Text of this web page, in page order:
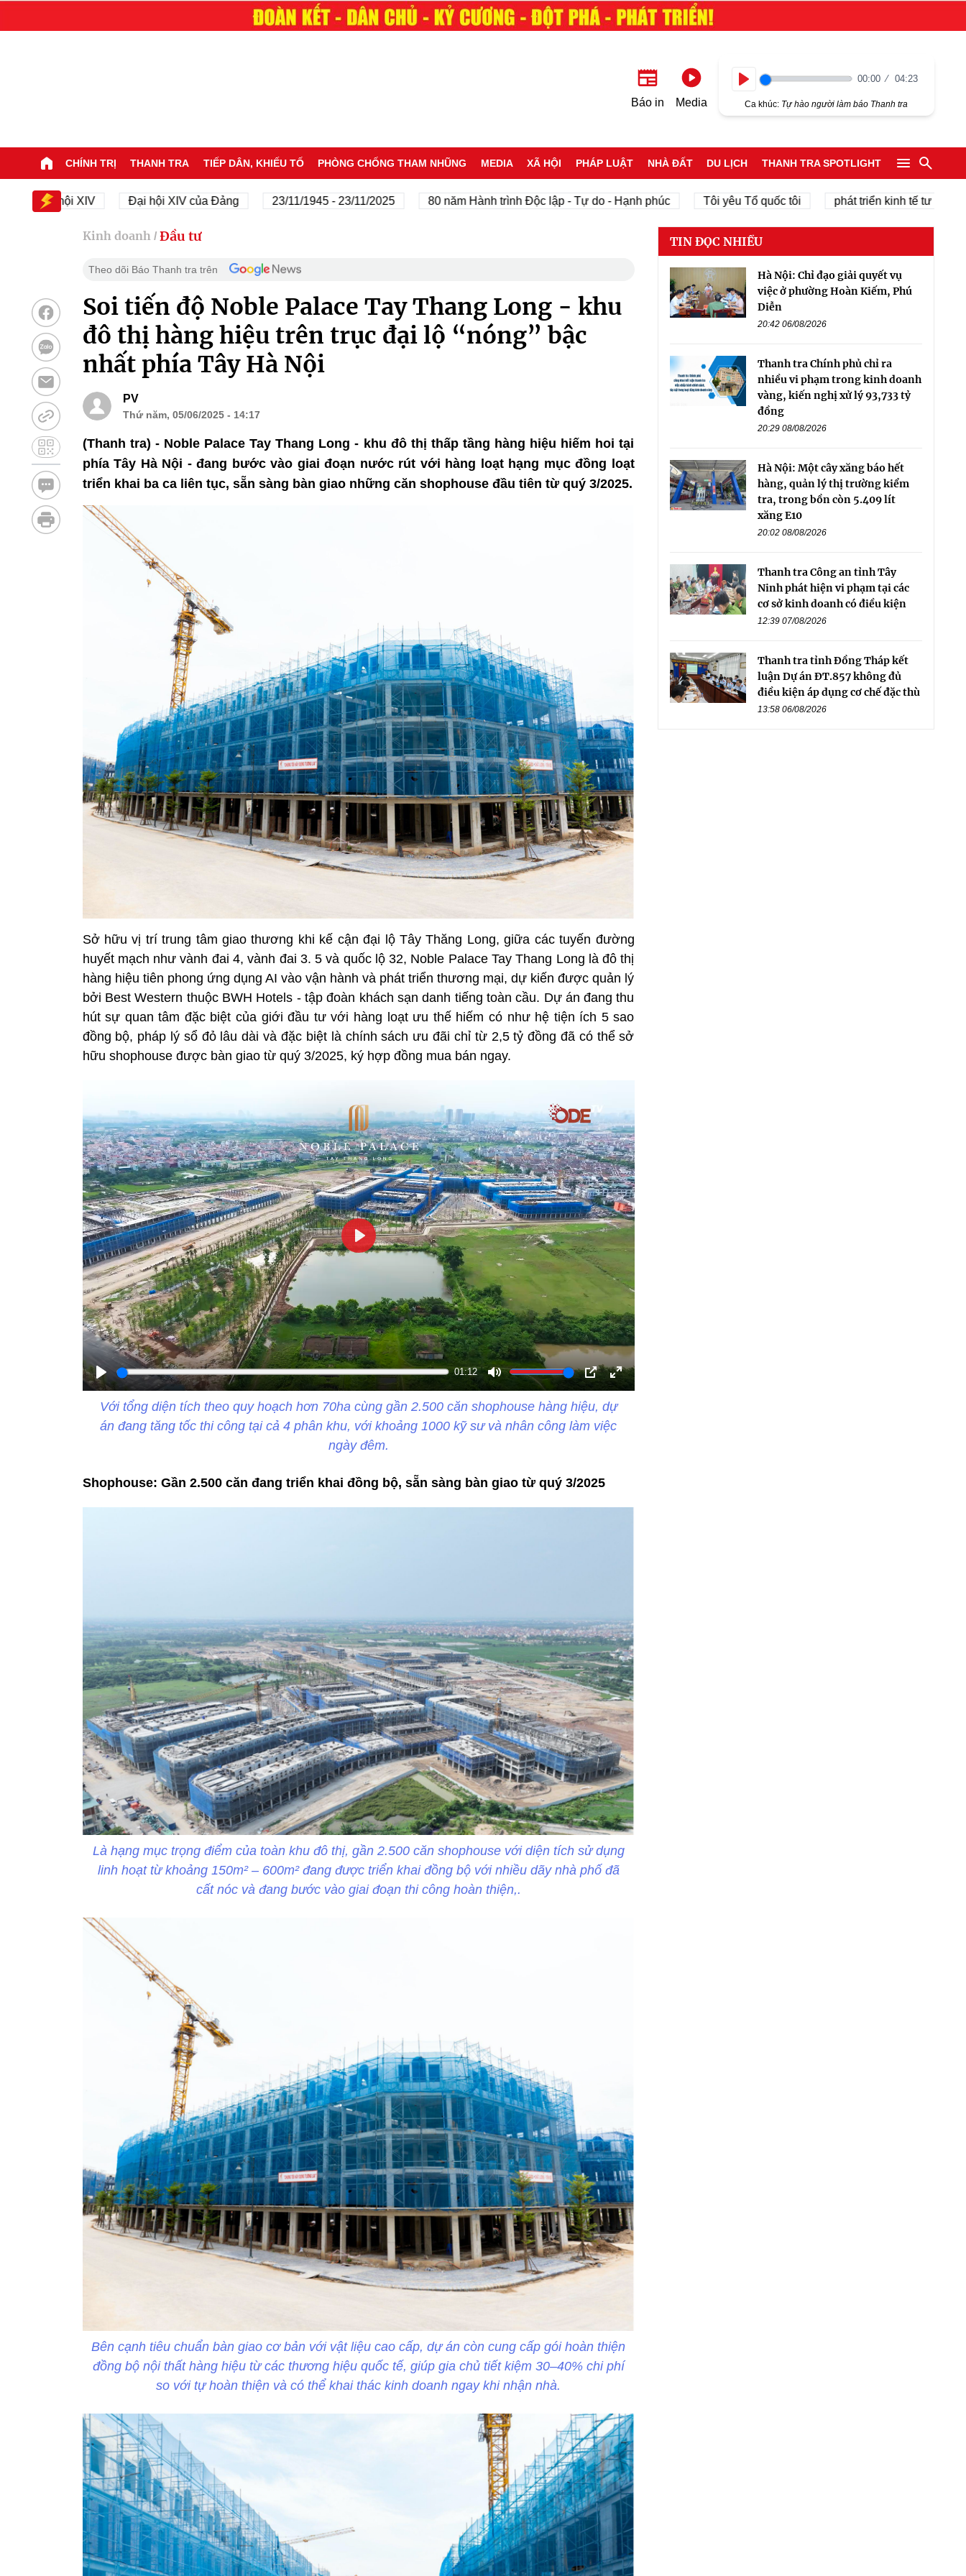
Báo in Media
00:00 04:23
Ca khúc: Tự hào người làm báo Thanh tra
CHÍNH TRỊ THANH TRA TIẾP DÂN, KHIẾU TỐ PHÒNG CHỐNG THAM NHŨNG MEDIA XÃ HỘI PHÁP LUẬT NHÀ ĐẤT DU LỊCH THANH TRA SPOTLIGHT
Đại hội XIV Đại hội XIV của Đảng 23/11/1945 - 23/11/2025 80 năm Hành trình Độc lập - Tự do - Hạnh phúc Tôi yêu Tổ quốc tôi phát triển kinh tế tư nhân
Kinh doanh / Đầu tư
Theo dõi Báo Thanh tra trên
Soi tiến độ Noble Palace Tay Thang Long - khu
đô thị hàng hiệu trên trục đại lộ “nóng” bậc
nhất phía Tây Hà Nội
PV
Thứ năm, 05/06/2025 - 14:17
(Thanh tra) - Noble Palace Tay Thang Long - khu đô thị thấp tầng hàng hiệu hiếm hoi tại
phía Tây Hà Nội - đang bước vào giai đoạn nước rút với hàng loạt hạng mục đồng loạt
triển khai ba ca liên tục, sẵn sàng bàn giao những căn shophouse đầu tiên từ quý 3/2025.
Sở hữu vị trí trung tâm giao thương khi kế cận đại lộ Tây Thăng Long, giữa các tuyến đường
huyết mạch như vành đai 4, vành đai 3. 5 và quốc lộ 32, Noble Palace Tay Thang Long là đô thị
hàng hiệu tiên phong ứng dụng AI vào vận hành và phát triển thương mại, dự kiến được quản lý
bởi Best Western thuộc BWH Hotels - tập đoàn khách sạn danh tiếng toàn cầu. Dự án đang thu
hút sự quan tâm đặc biệt của giới đầu tư với hàng loạt ưu thế hiếm có như hệ tiện ích 5 sao
đồng bộ, pháp lý sổ đỏ lâu dài và đặc biệt là chính sách ưu đãi chỉ từ 2,5 tỷ đồng đã có thể sở
hữu shophouse được bàn giao từ quý 3/2025, ký hợp đồng mua bán ngay.
Play
01:12
Tắt
tiếng
PIP Toàn
màn
hình
Play
Với tổng diện tích theo quy hoạch hơn 70ha cùng gần 2.500 căn shophouse hàng hiệu, dự
án đang tăng tốc thi công tại cả 4 phân khu, với khoảng 1000 kỹ sư và nhân công làm việc
ngày đêm.
Shophouse: Gần 2.500 căn đang triển khai đồng bộ, sẵn sàng bàn giao từ quý 3/2025
Là hạng mục trọng điểm của toàn khu đô thị, gần 2.500 căn shophouse với diện tích sử dụng
linh hoạt từ khoảng 150m² – 600m² đang được triển khai đồng bộ với nhiều dãy nhà phố đã
cất nóc và đang bước vào giai đoạn thi công hoàn thiện,.
Bên cạnh tiêu chuẩn bàn giao cơ bản với vật liệu cao cấp, dự án còn cung cấp gói hoàn thiện
đồng bộ nội thất hàng hiệu từ các thương hiệu quốc tế, giúp gia chủ tiết kiệm 30–40% chi phí
so với tự hoàn thiện và có thể khai thác kinh doanh ngay khi nhận nhà.
TIN ĐỌC NHIỀU
Hà Nội: Chỉ đạo giải quyết vụ
việc ở phường Hoàn Kiếm, Phú
Diễn
20:42 06/08/2026
Thanh tra Chính phủ chỉ ra
nhiều vi phạm trong kinh doanh
vàng, kiến nghị xử lý 93,733 tỷ
đồng
20:29 08/08/2026
Hà Nội: Một cây xăng báo hết
hàng, quản lý thị trường kiểm
tra, trong bồn còn 5.409 lít
xăng E10
20:02 08/08/2026
Thanh tra Công an tỉnh Tây
Ninh phát hiện vi phạm tại các
cơ sở kinh doanh có điều kiện
12:39 07/08/2026
Thanh tra tỉnh Đồng Tháp kết
luận Dự án ĐT.857 không đủ
điều kiện áp dụng cơ chế đặc thù
13:58 06/08/2026